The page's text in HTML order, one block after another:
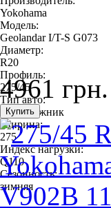
Yokohama
Модель:
Geolandar I/T-S G073
Диаметр:
R20
Профиль:
275/45
Тип авто:
внедорожник
Ширина:
275
Индекс нагрузки:
Q110
Сезонность:
зимняя
4961 грн.